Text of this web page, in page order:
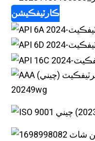
ڪارٽيفڪيشن